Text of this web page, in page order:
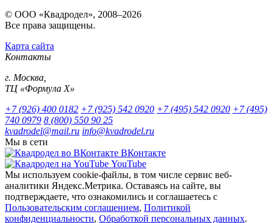
© ООО «Квадродел», 2008–2026
Все права защищены.
Карта сайта
Контакты
г. Москва,
ТЦ «Формула Х»
+7 (926) 400 0182 +7 (925) 542 0920 +7 (495) 542 0920 +7 (495)
740 0979 8 (800) 550 90 25
kvadrodel@mail.ru info@kvadrodel.ru
Мы в сети
ВКонтакте
YouTube
Мы используем cookie-файлы, в том числе сервис веб-
аналитики Яндекс.Метрика. Оставаясь на сайте, вы
подтверждаете, что ознакомились и соглашаетесь с
Пользовательским соглашением, Политикой
конфиденциальности, Обработкой персональных данных.